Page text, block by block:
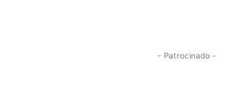
- Patrocinado -